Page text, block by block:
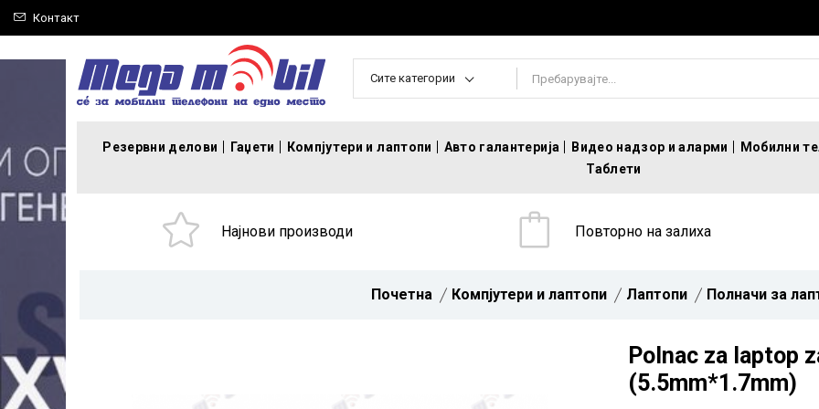
Контакт
Сите категории
Резервни делови Гаџети Компјутери и лаптопи Авто галантерија Видео надзор и аларми Мобилни
Таблети
Најнови производи Повторно на залиха
Почетна Компјутери и лаптопи Лаптопи Полначи за
Polnac za laptop
(5.5mm*1.7mm)